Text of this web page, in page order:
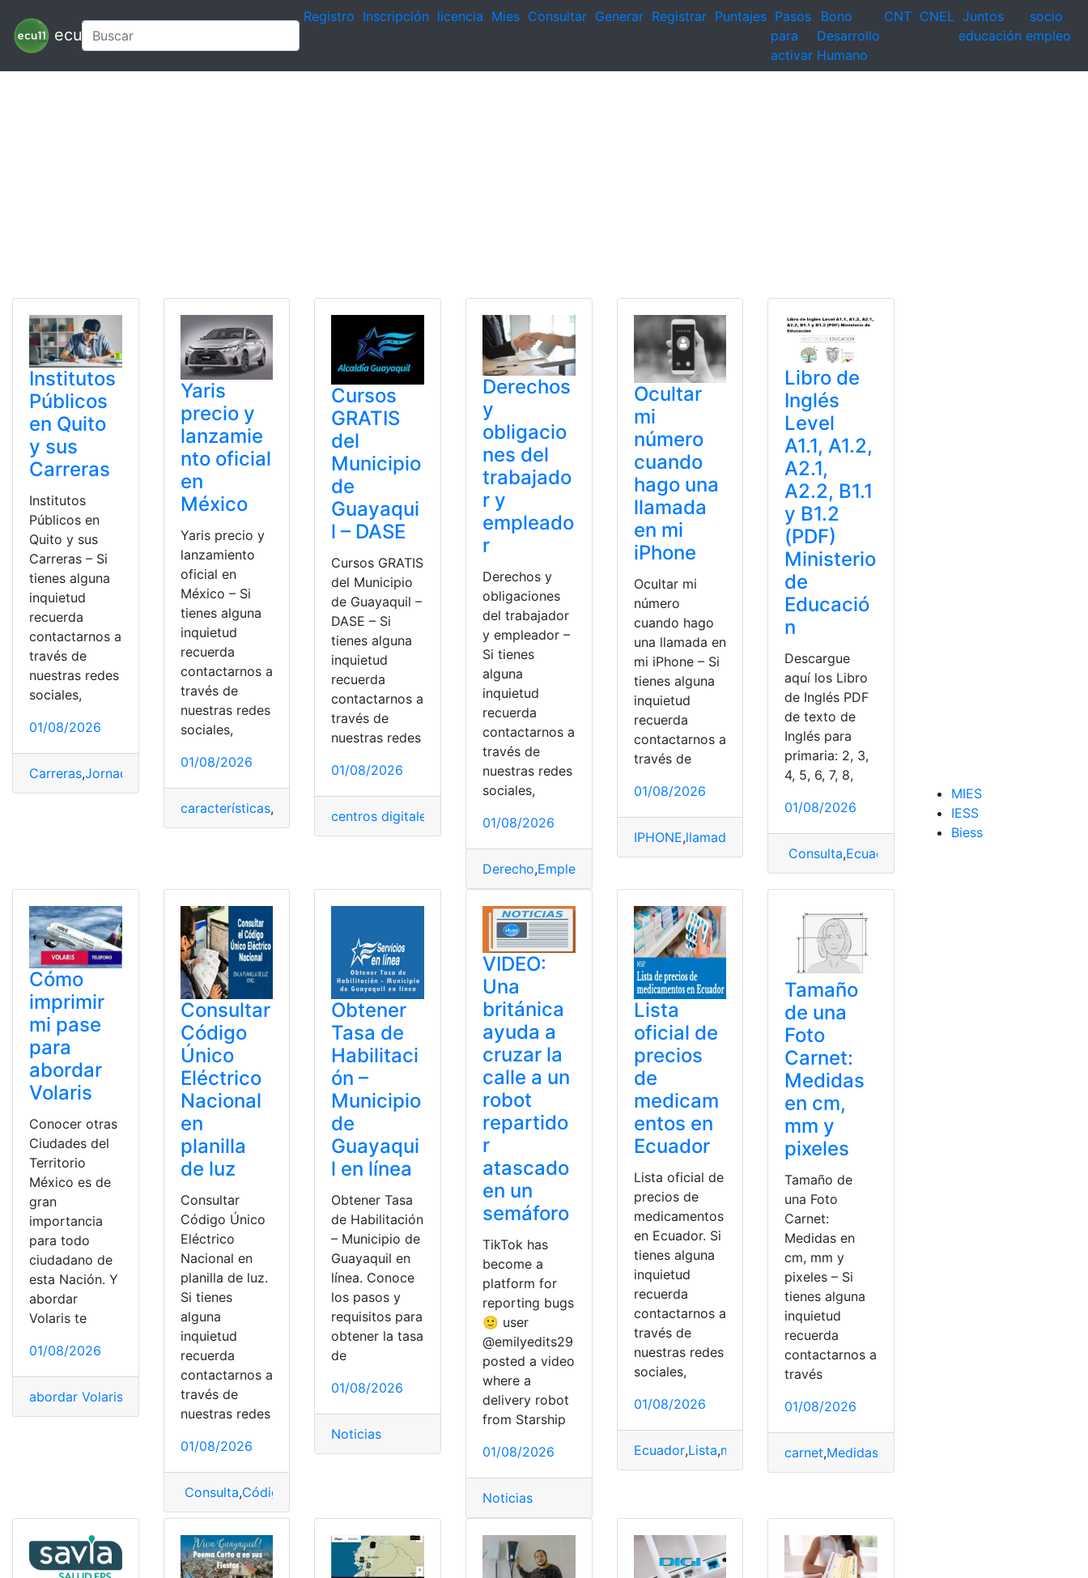
ecu11
Registro Inscripción licencia Mies Consultar Generar Registrar Puntajes Pasos
para
activar
Bono
Desarrollo
Humano
CNT CNEL Juntos
educación
socio
empleo
Institutos
Públicos
en Quito
y sus
Carreras
Institutos
Públicos en
Quito y sus
Carreras – Si
tienes alguna
inquietud
recuerda
contactarnos a
través de
nuestras redes
sociales,
01/08/2026
Carreras,Jornada Modalidad Postulación Universidad
Yaris
precio y
lanzamie
nto oficial
en
México
Yaris precio y
lanzamiento
oficial en
México – Si
tienes alguna
inquietud
recuerda
contactarnos a
través de
nuestras redes
sociales,
01/08/2026
características, nuevo lanzamiento
Cursos
GRATIS
del
Municipio
de
Guayaqui
l – DASE
Cursos GRATIS
del Municipio
de Guayaquil –
DASE – Si
tienes alguna
inquietud
recuerda
contactarnos a
través de
nuestras redes
01/08/2026
centros digitales Materiales,Municipio de Guayaquil
Derechos
y
obligacio
nes del
trabajado
r y
empleado
r
Derechos y
obligaciones
del trabajador
y empleador –
Si tienes
alguna
inquietud
recuerda
contactarnos a
través de
nuestras redes
sociales,
01/08/2026
Derecho,Empleador trabajador
Ocultar
mi
número
cuando
hago una
llamada
en mi
iPhone
Ocultar mi
número
cuando hago
una llamada en
mi iPhone – Si
tienes alguna
inquietud
recuerda
contactarnos a
través de
01/08/2026
IPHONE,llamadas Número,Número celular
Libro de
Inglés
Level
A1.1, A1.2,
A2.1,
A2.2, B1.1
y B1.2
(PDF)
Ministerio
de
Educació
n
Descargue
aquí los Libro
de Inglés PDF
de texto de
Inglés para
primaria: 2, 3,
4, 5, 6, 7, 8,
01/08/2026
Consulta,Ecuador
Cómo
imprimir
mi pase
para
abordar
Volaris
Conocer otras
Ciudades del
Territorio
México es de
gran
importancia
para todo
ciudadano de
esta Nación. Y
abordar
Volaris te
01/08/2026
abordar Volaris boletos,destinos procedimientos,Territorios Volaris,Volaris Mexico
Consultar
Código
Único
Eléctrico
Nacional
en
planilla
de luz
Consultar
Código Único
Eléctrico
Nacional en
planilla de luz.
Si tienes
alguna
inquietud
recuerda
contactarnos a
través de
nuestras redes
01/08/2026
Consulta,Código
Obtener
Tasa de
Habilitaci
ón –
Municipio
de
Guayaqui
l en línea
Obtener Tasa
de Habilitación
– Municipio de
Guayaquil en
línea. Conoce
los pasos y
requisitos para
obtener la tasa
de
01/08/2026
Noticias
VIDEO:
Una
británica
ayuda a
cruzar la
calle a un
robot
repartido
r
atascado
en un
semáforo
TikTok has
become a
platform for
reporting bugs
🙂 user
@emilyedits29
posted a video
where a
delivery robot
from Starship
01/08/2026
Noticias
Lista
oficial de
precios
de
medicam
entos en
Ecuador
Lista oficial de
precios de
medicamentos
en Ecuador. Si
tienes alguna
inquietud
recuerda
contactarnos a
través de
nuestras redes
sociales,
01/08/2026
Ecuador,Lista,medicamentos,oficial,Precios
Tamaño
de una
Foto
Carnet:
Medidas
en cm,
mm y
pixeles
Tamaño de
una Foto
Carnet:
Medidas en
cm, mm y
pixeles – Si
tienes alguna
inquietud
recuerda
contactarnos a
través
01/08/2026
carnet,Medidas
MIES
IESS
Biess